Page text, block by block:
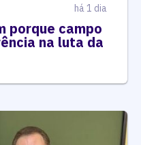
há 1 dia
porque campo
na luta da